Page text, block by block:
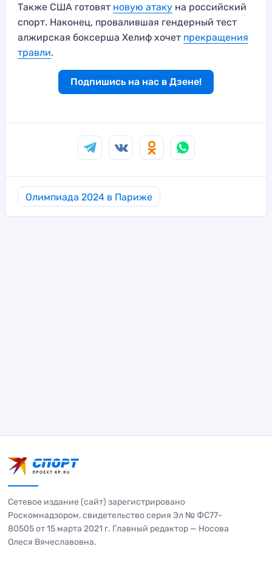
Также США готовят новую атаку на российский
спорт. Наконец, провалившая гендерный тест
алжирская боксерша Хелиф хочет прекращения
травли.
Подпишись на нас в Дзене!
Олимпиада 2024 в Париже
Сетевое издание (сайт) зарегистрировано
Роскомнадзором, свидетельство серия Эл № ФС77-
80505 от 15 марта 2021 г. Главный редактор — Носова
Олеся Вячеславовна.